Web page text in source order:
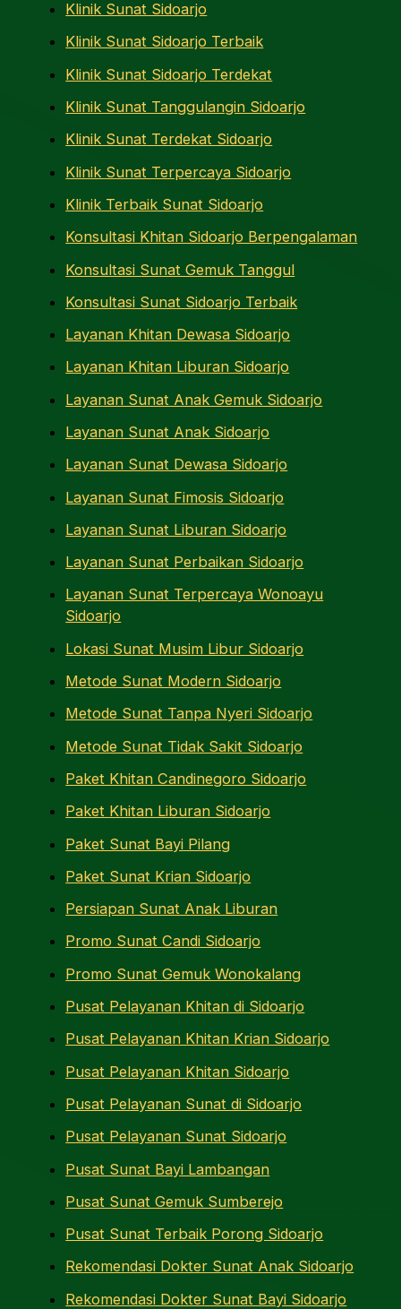
Klinik Sunat Sidoarjo
Klinik Sunat Sidoarjo Terbaik
Klinik Sunat Sidoarjo Terdekat
Klinik Sunat Tanggulangin Sidoarjo
Klinik Sunat Terdekat Sidoarjo
Klinik Sunat Terpercaya Sidoarjo
Klinik Terbaik Sunat Sidoarjo
Konsultasi Khitan Sidoarjo Berpengalaman
Konsultasi Sunat Gemuk Tanggul
Konsultasi Sunat Sidoarjo Terbaik
Layanan Khitan Dewasa Sidoarjo
Layanan Khitan Liburan Sidoarjo
Layanan Sunat Anak Gemuk Sidoarjo
Layanan Sunat Anak Sidoarjo
Layanan Sunat Dewasa Sidoarjo
Layanan Sunat Fimosis Sidoarjo
Layanan Sunat Liburan Sidoarjo
Layanan Sunat Perbaikan Sidoarjo
Layanan Sunat Terpercaya Wonoayu
Sidoarjo
Lokasi Sunat Musim Libur Sidoarjo
Metode Sunat Modern Sidoarjo
Metode Sunat Tanpa Nyeri Sidoarjo
Metode Sunat Tidak Sakit Sidoarjo
Paket Khitan Candinegoro Sidoarjo
Paket Khitan Liburan Sidoarjo
Paket Sunat Bayi Pilang
Paket Sunat Krian Sidoarjo
Persiapan Sunat Anak Liburan
Promo Sunat Candi Sidoarjo
Promo Sunat Gemuk Wonokalang
Pusat Pelayanan Khitan di Sidoarjo
Pusat Pelayanan Khitan Krian Sidoarjo
Pusat Pelayanan Khitan Sidoarjo
Pusat Pelayanan Sunat di Sidoarjo
Pusat Pelayanan Sunat Sidoarjo
Pusat Sunat Bayi Lambangan
Pusat Sunat Gemuk Sumberejo
Pusat Sunat Terbaik Porong Sidoarjo
Rekomendasi Dokter Sunat Anak Sidoarjo
Rekomendasi Dokter Sunat Bayi Sidoarjo